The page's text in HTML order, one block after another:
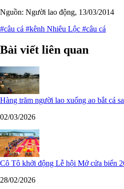
Nguồn: Người lao động, 13/03/2014
#câu cá #kênh Nhiêu Lộc #câu cá
Bài viết liên quan
Hàng trăm người lao xuống ao bắt cá
02/03/2026
Cô Tô khởi động Lễ hội Mở cửa biển
28/02/2026